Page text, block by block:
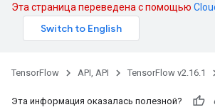
Эта страница переведена с помощью
TensorFlow API, API TensorFlow v2.16.1
Эта информация оказалась полезной?